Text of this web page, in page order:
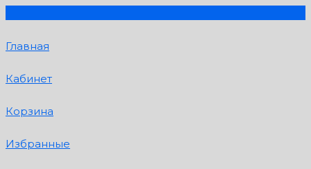
Главная
Кабинет
Корзина
Избранные